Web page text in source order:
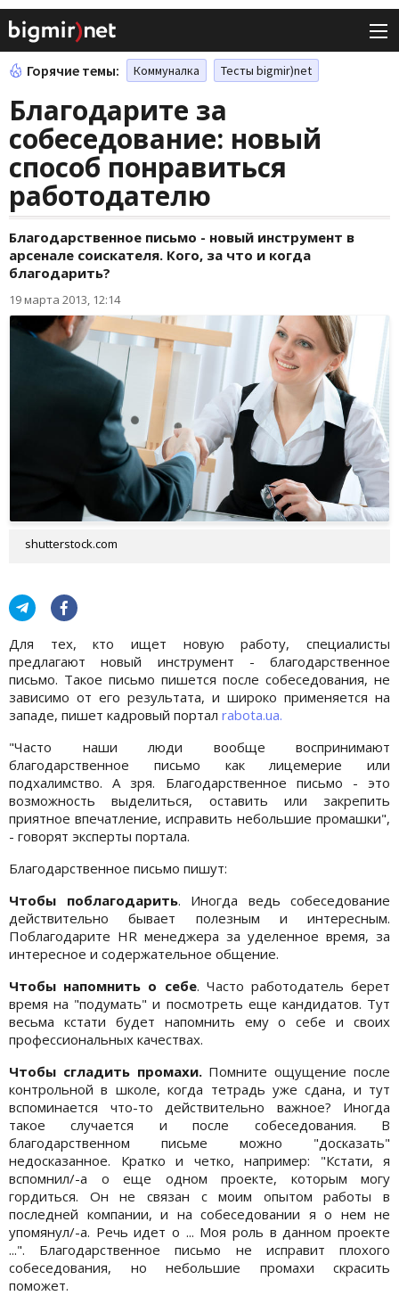
Горячие темы: Коммуналка Тесты bigmir)net
Благодарите за
собеседование: новый
способ понравиться
работодателю
Благодарственное письмо - новый инструмент в
арсенале соискателя. Кого, за что и когда
благодарить?
19 марта 2013, 12:14
shutterstock.com
Для тех, кто ищет новую работу, специалисты
предлагают новый инструмент - благодарственное
письмо. Такое письмо пишется после собеседования, не
зависимо от его результата, и широко применяется на
западе, пишет кадровый портал rabota.ua.
"Часто наши люди вообще воспринимают
благодарственное письмо как лицемерие или
подхалимство. А зря. Благодарственное письмо - это
возможность выделиться, оставить или закрепить
приятное впечатление, исправить небольшие промашки",
- говорят эксперты портала.
Благодарственное письмо пишут:
Чтобы поблагодарить. Иногда ведь собеседование
действительно бывает полезным и интересным.
Поблагодарите HR менеджера за уделенное время, за
интересное и содержательное общение.
Чтобы напомнить о себе. Часто работодатель берет
время на "подумать" и посмотреть еще кандидатов. Тут
весьма кстати будет напомнить ему о себе и своих
профессиональных качествах.
Чтобы сгладить промахи.Помните ощущение после
контрольной в школе, когда тетрадь уже сдана, и тут
вспоминается что-то действительно важное? Иногда
такое случается и после собеседования. В
благодарственном письме можно "досказать"
недосказанное. Кратко и четко, например: "Кстати, я
вспомнил/-а о еще одном проекте, которым могу
гордиться. Он не связан с моим опытом работы в
последней компании, и на собеседовании я о нем не
упомянул/-а. Речь идет о ... Моя роль в данном проекте
...". Благодарственное письмо не исправит плохого
собеседования, но небольшие промахи скрасить
поможет.